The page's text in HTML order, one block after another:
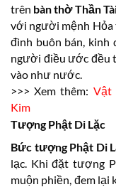
trên bàn thờ Thần
với người mệnh Hỏa
đình buôn bán, kinh
người điều ước đều
vào như nước.
>>> Xem thêm: Vật
Kim
Tượng Phật Di Lặc
Bức tượng Phật Di
lạc. Khi đặt tượng
muộn phiền, đem lại